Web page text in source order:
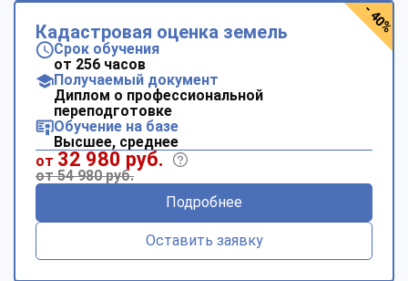
Кадастровая оценка земель
Срок обучения
от 256 часов
Получаемый документ
Диплом о профессиональной
переподготовке
Обучение на базе
Высшее, среднее
от 32 980 руб.
от 54 980 руб.
Подробнее
Оставить заявку
- 40%